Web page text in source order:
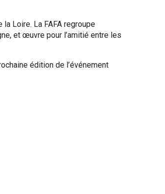
Loire. La FAFA regroupe
et œuvre pour l’amitié entre les
édition de l’événement